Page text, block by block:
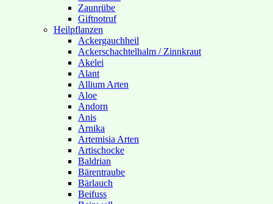
Zaunrübe
Giftnotruf
Heilpflanzen
Ackergauchheil
Ackerschachtelhalm / Zinnkraut
Akelei
Alant
Allium Arten
Aloe
Andorn
Anis
Arnika
Artemisia Arten
Artischocke
Baldrian
Bärentraube
Bärlauch
Beifuss